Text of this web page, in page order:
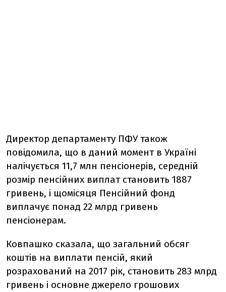
Директор департаменту ПФУ також
повідомила, що в даний момент в Україні
налічується 11,7 млн ​​пенсіонерів, середній
розмір пенсійних виплат становить 1887
гривень, і щомісяця Пенсійний фонд
виплачує понад 22 млрд гривень
пенсіонерам.
Ковпашко сказала, що загальний обсяг
коштів на виплати пенсій, який
розрахований на 2017 рік, становить 283 млрд
гривень і основне джерело грошових